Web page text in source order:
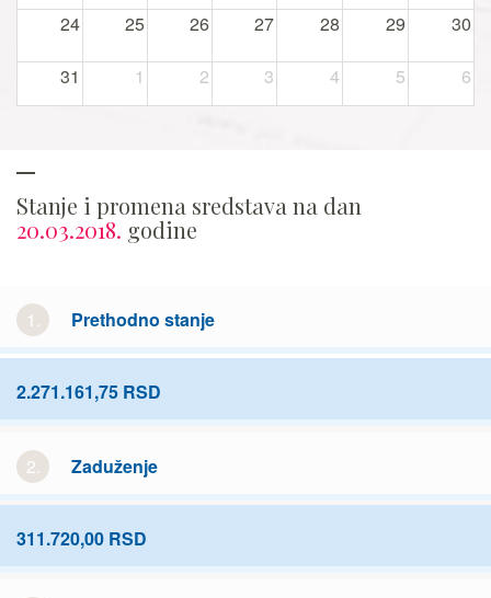
24 25 26 27 28 29 30
31 1 2 3 4 5 6
Stanje i promena sredstava na dan
20.03.2018. godine
1. Prethodno stanje
2.271.161,75 RSD
2. Zaduženje
311.720,00 RSD